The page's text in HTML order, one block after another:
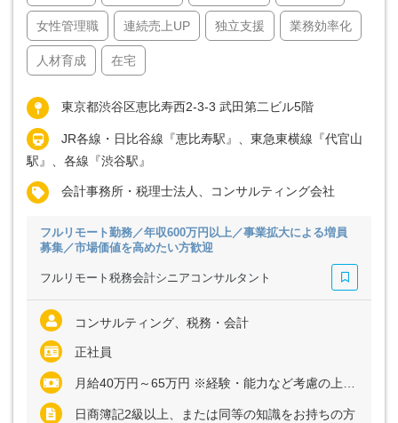
女性管理職 連続売上UP 独立支援 業務効率化
人材育成 在宅
東京都渋谷区恵比寿西2-3-3 武田第二ビル5階
JR各線・日比谷線『恵比寿駅』、東急東横線『代官山
駅』、各線『渋谷駅』
会計事務所・税理士法人、コンサルティング会社
フルリモート勤務／年収600万円以上／事業拡大による増員
募集／市場価値を高めたい方歓迎
フルリモート税務会計シニアコンサルタント
コンサルティング、税務・会計
正社員
月給40万円～65万円 ※経験・能力など考慮の上、決定いたします ※上記に固定残業代（月45時間分＝9万8000円～16万円）を含む ※超過分は別途全額支給
日商簿記2級以上、または同等の知識をお持ちの方